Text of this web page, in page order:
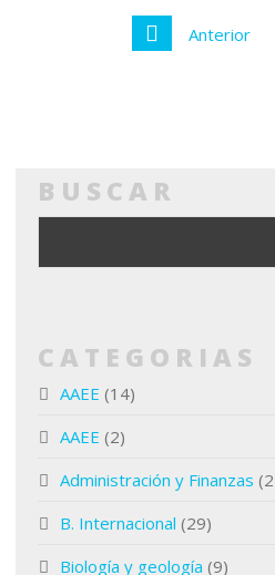
Anterior
BUSCAR
CATEGORIAS
AAEE (14)
AAEE (2)
Administración y Finanzas
B. Internacional (29)
Biología y geología (9)